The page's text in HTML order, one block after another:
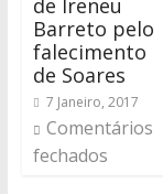
de Ireneu
Barreto pelo
falecimento
de Soares
7 Janeiro, 2017
Comentários
fechados